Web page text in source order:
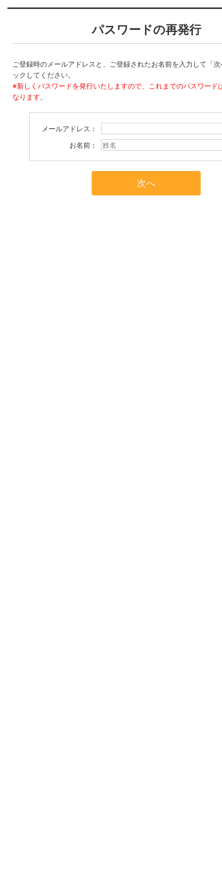
パスワードの再発行
ご登録時のメールアドレスと、ご登録されたお名前を入力して「
ックしてください。
※新しくパスワードを発行いたしますので、これまでのパスワード
なります。
メールアドレス：
お名前：